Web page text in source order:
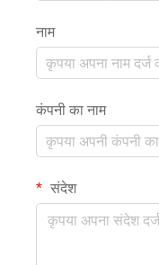
नाम
कंपनी का नाम
संदेश